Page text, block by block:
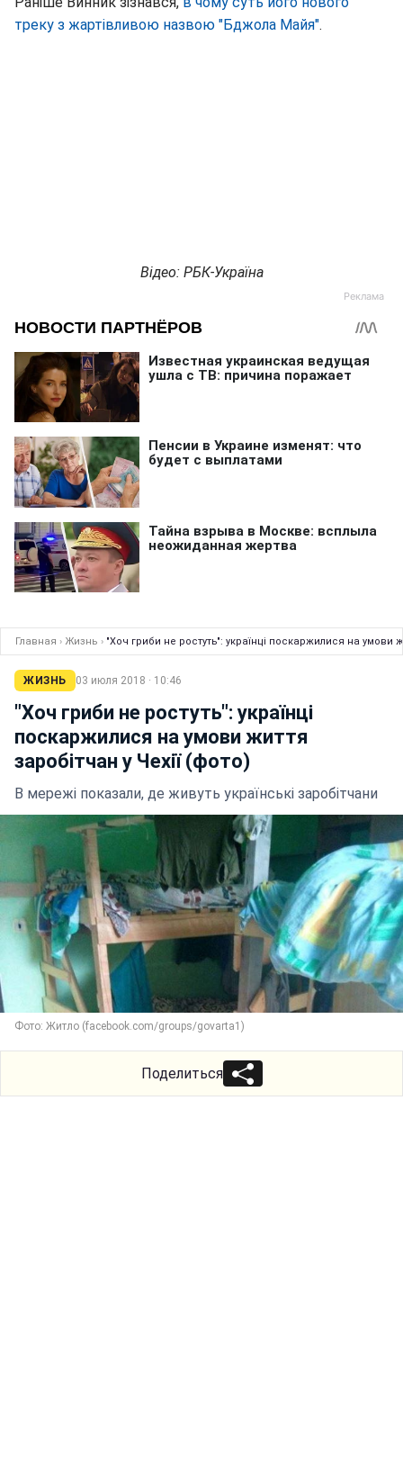
треку з жартівливою назвою "Бджола Майя".
Відео: РБК-Україна
Главная › Жизнь › "Хоч гриби не ростуть": українці поскаржилися на умови
ЖИЗНЬ 03 июля 2018 · 10:46
"Хоч гриби не ростуть": українці
поскаржилися на умови життя
заробітчан у Чехії (фото)
В мережі показали, де живуть українські заробітчани
Фото: Житло (facebook.com/groups/govarta1)
Поделиться